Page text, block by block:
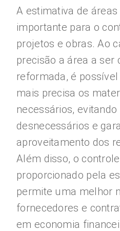
A estimativa de
importante para o
projetos e obras. Ao
precisão a área a ser
reformada, é
mais precisa os
necessários, evitando
desnecessários e
aproveitamento dos
Além disso, o
proporcionado pela
permite uma melhor
fornecedores e
em economia